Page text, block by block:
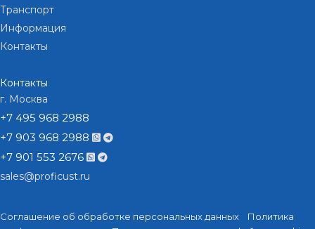
Транспорт
Информация
Контакты
Контакты
г. Москва
+7 495 968 2988
+7 903 968 2988
+7 901 553 2676
sales@proficust.ru
Соглашение об обработке персональных данных
Политика